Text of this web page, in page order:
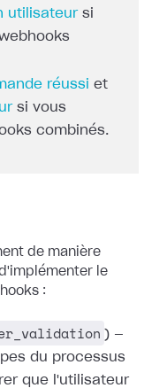
utilisateursi
réussi et
si vous
combinés.
de manière
le
:
) —
du processus
que l'utilisateur